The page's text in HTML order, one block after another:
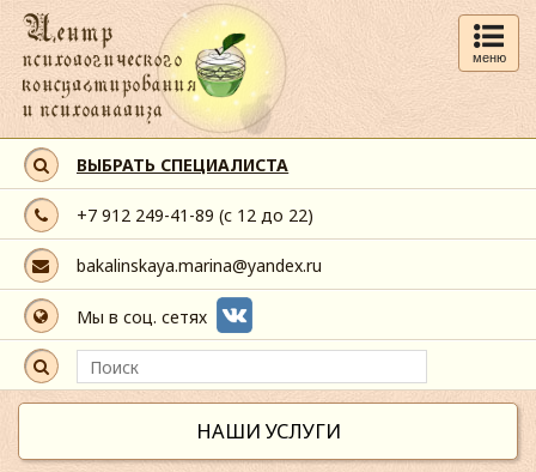
меню
ВЫБРАТЬ СПЕЦИАЛИСТА
+7 912 249-41-89 (с 12 до 22)
bakalinskaya.marina@yandex.ru
Мы в соц. сетях
НАШИ УСЛУГИ